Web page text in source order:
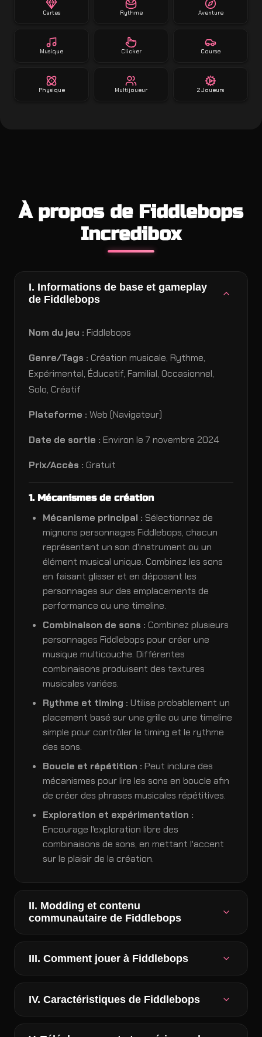
Cartes Rythme Aventure
Musique Clicker Course
Physique Multijoueur 2 Joueurs
À propos de Fiddlebops
Incredibox
I. Informations de base et gameplay
de Fiddlebops
Nom du jeu : Fiddlebops
Genre/Tags : Création musicale, Rythme,
Expérimental, Éducatif, Familial, Occasionnel,
Solo, Créatif
Plateforme : Web (Navigateur)
Date de sortie : Environ le 7 novembre 2024
Prix/Accès : Gratuit
1. Mécanismes de création
Mécanisme principal : Sélectionnez de
mignons personnages Fiddlebops, chacun
représentant un son d'instrument ou un
élément musical unique. Combinez les sons
en faisant glisser et en déposant les
personnages sur des emplacements de
performance ou une timeline.
Combinaison de sons : Combinez plusieurs
personnages Fiddlebops pour créer une
musique multicouche. Différentes
combinaisons produisent des textures
musicales variées.
Rythme et timing : Utilise probablement un
placement basé sur une grille ou une timeline
simple pour contrôler le timing et le rythme
des sons.
Boucle et répétition : Peut inclure des
mécanismes pour lire les sons en boucle afin
de créer des phrases musicales répétitives.
Exploration et expérimentation :
Encourage l'exploration libre des
combinaisons de sons, en mettant l'accent
sur le plaisir de la création.
II. Modding et contenu
communautaire de Fiddlebops
Fiddlebops Polos
Fiddlebops But Dandy's World
III. Comment jouer à Fiddlebops
bibliothèque de personnages Fiddlebops,
IV. Caractéristiques de Fiddlebops